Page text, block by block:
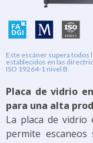
Este escáner supera todos
establecidos en las
ISO 19264-1 nivel B.
Placa de vidrio
para una alta
La placa de
permite